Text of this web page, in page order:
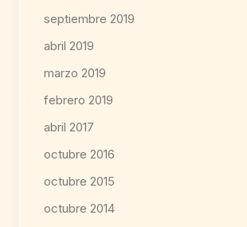
septiembre 2019
abril 2019
marzo 2019
febrero 2019
abril 2017
octubre 2016
octubre 2015
octubre 2014